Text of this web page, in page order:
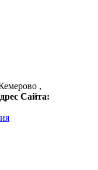
,
Сайта: